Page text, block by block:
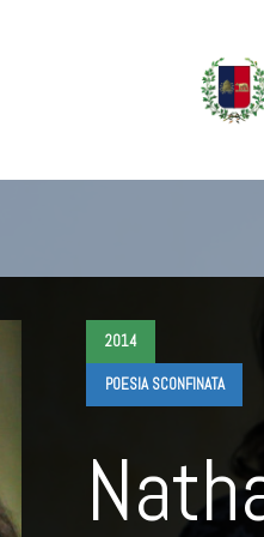
2014
POESIA SCONFINATA